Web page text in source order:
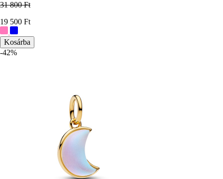
31 800 Ft
Ár
19 500 Ft
színek:
-42%